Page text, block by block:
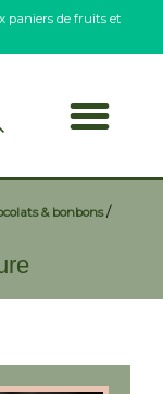
& bonbons/
paniers de fruits et